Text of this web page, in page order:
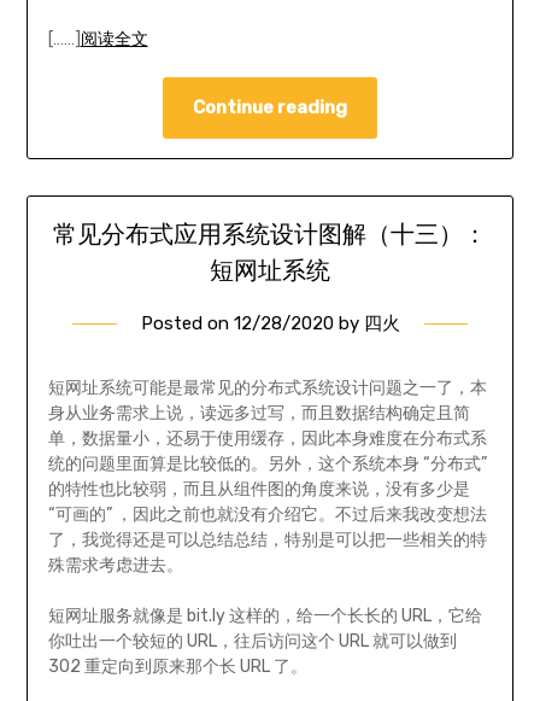
[……] 阅读全文
Continue reading
常见分布式应用系统设计图解（十三）：
短网址系统
Posted on 12/28/2020by 四火
短网址系统可能是最常见的分布式系统设计问题之一了，本
身从业务需求上说，读远多过写，而且数据结构确定且简
单，数据量小，还易于使用缓存，因此本身难度在分布式系
统的问题里面算是比较低的。另外，这个系统本身 “分布式”
的特性也比较弱，而且从组件图的角度来说，没有多少是
“可画的” ，因此之前也就没有介绍它。不过后来我改变想法
了，我觉得还是可以总结总结，特别是可以把一些相关的特
殊需求考虑进去。
短网址服务就像是 bit.ly 这样的，给一个长长的 URL，它给
你吐出一个较短的 URL，往后访问这个 URL 就可以做到
302 重定向到原来那个长 URL 了。